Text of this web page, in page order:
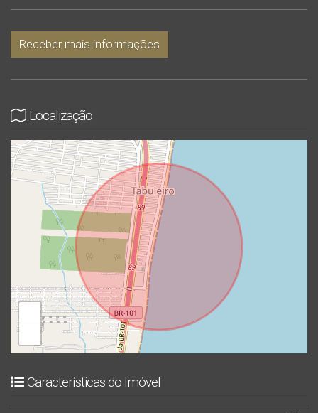
Receber mais informações
Localização
Características do Imóvel